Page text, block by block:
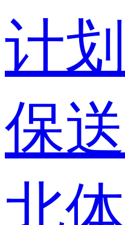
计划
保
北